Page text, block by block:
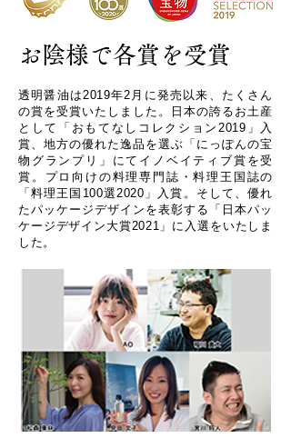
お陰様で各賞を受賞
透明醤油は2019年2月に発売以来、たくさん
の賞を受賞いたしました。日本の誇るお土産
として「おもてなしコレクション2019」入
賞、地方の優れた逸品を選ぶ「にっぽんの宝
物グランプリ」にてイノベイティブ賞を受
賞。プロ向けの料理専門誌・料理王国誌の
「料理王国100選2020」入賞。そして、優れ
たパッケージデザインを表彰する「日本パッ
ケージデザイン大賞2021」に入選をいたしま
した。